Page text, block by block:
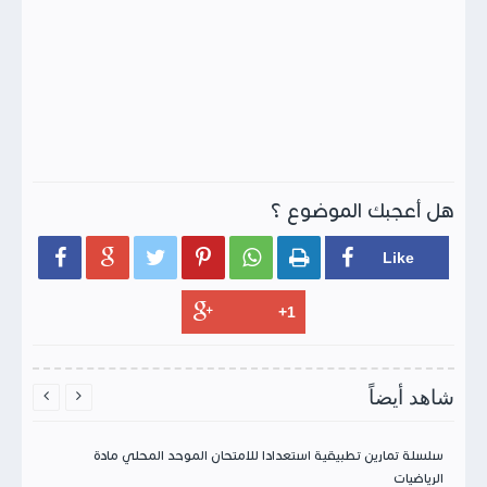
هل أعجبك الموضوع ؟
     
شاهد أيضاً
سلسلة تمارين تطبيقية استعدادا للامتحان الموحد المحلي مادة
الرياضيات
 